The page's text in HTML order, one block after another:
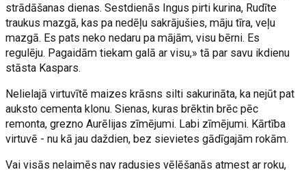
strādāšanas dienas. Sestdienās Ingus pirti kurina, Rudīte
traukus mazgā, kas pa nedēļu sakrājušies, māju tīra, veļu
mazgā. Es pats neko nedaru pa mājām, visu bērni. Es
regulēju. Pagaidām tiekam galā ar visu,» tā par savu ikdienu
stāsta Kaspars.
Nelielajā virtuvītē maizes krāsns silti sakurināta, ka nejūt pat
auksto cementa klonu. Sienas, kuras brēktin brēc pēc
remonta, grezno Aurēlijas zīmējumi. Labi zīmējumi. Kārtība
virtuvē - nu kā jau daždien, bez sievietes gādīgajām rokām.
Vai visās nelaimēs nav radusies vēlēšanās atmest ar roku,